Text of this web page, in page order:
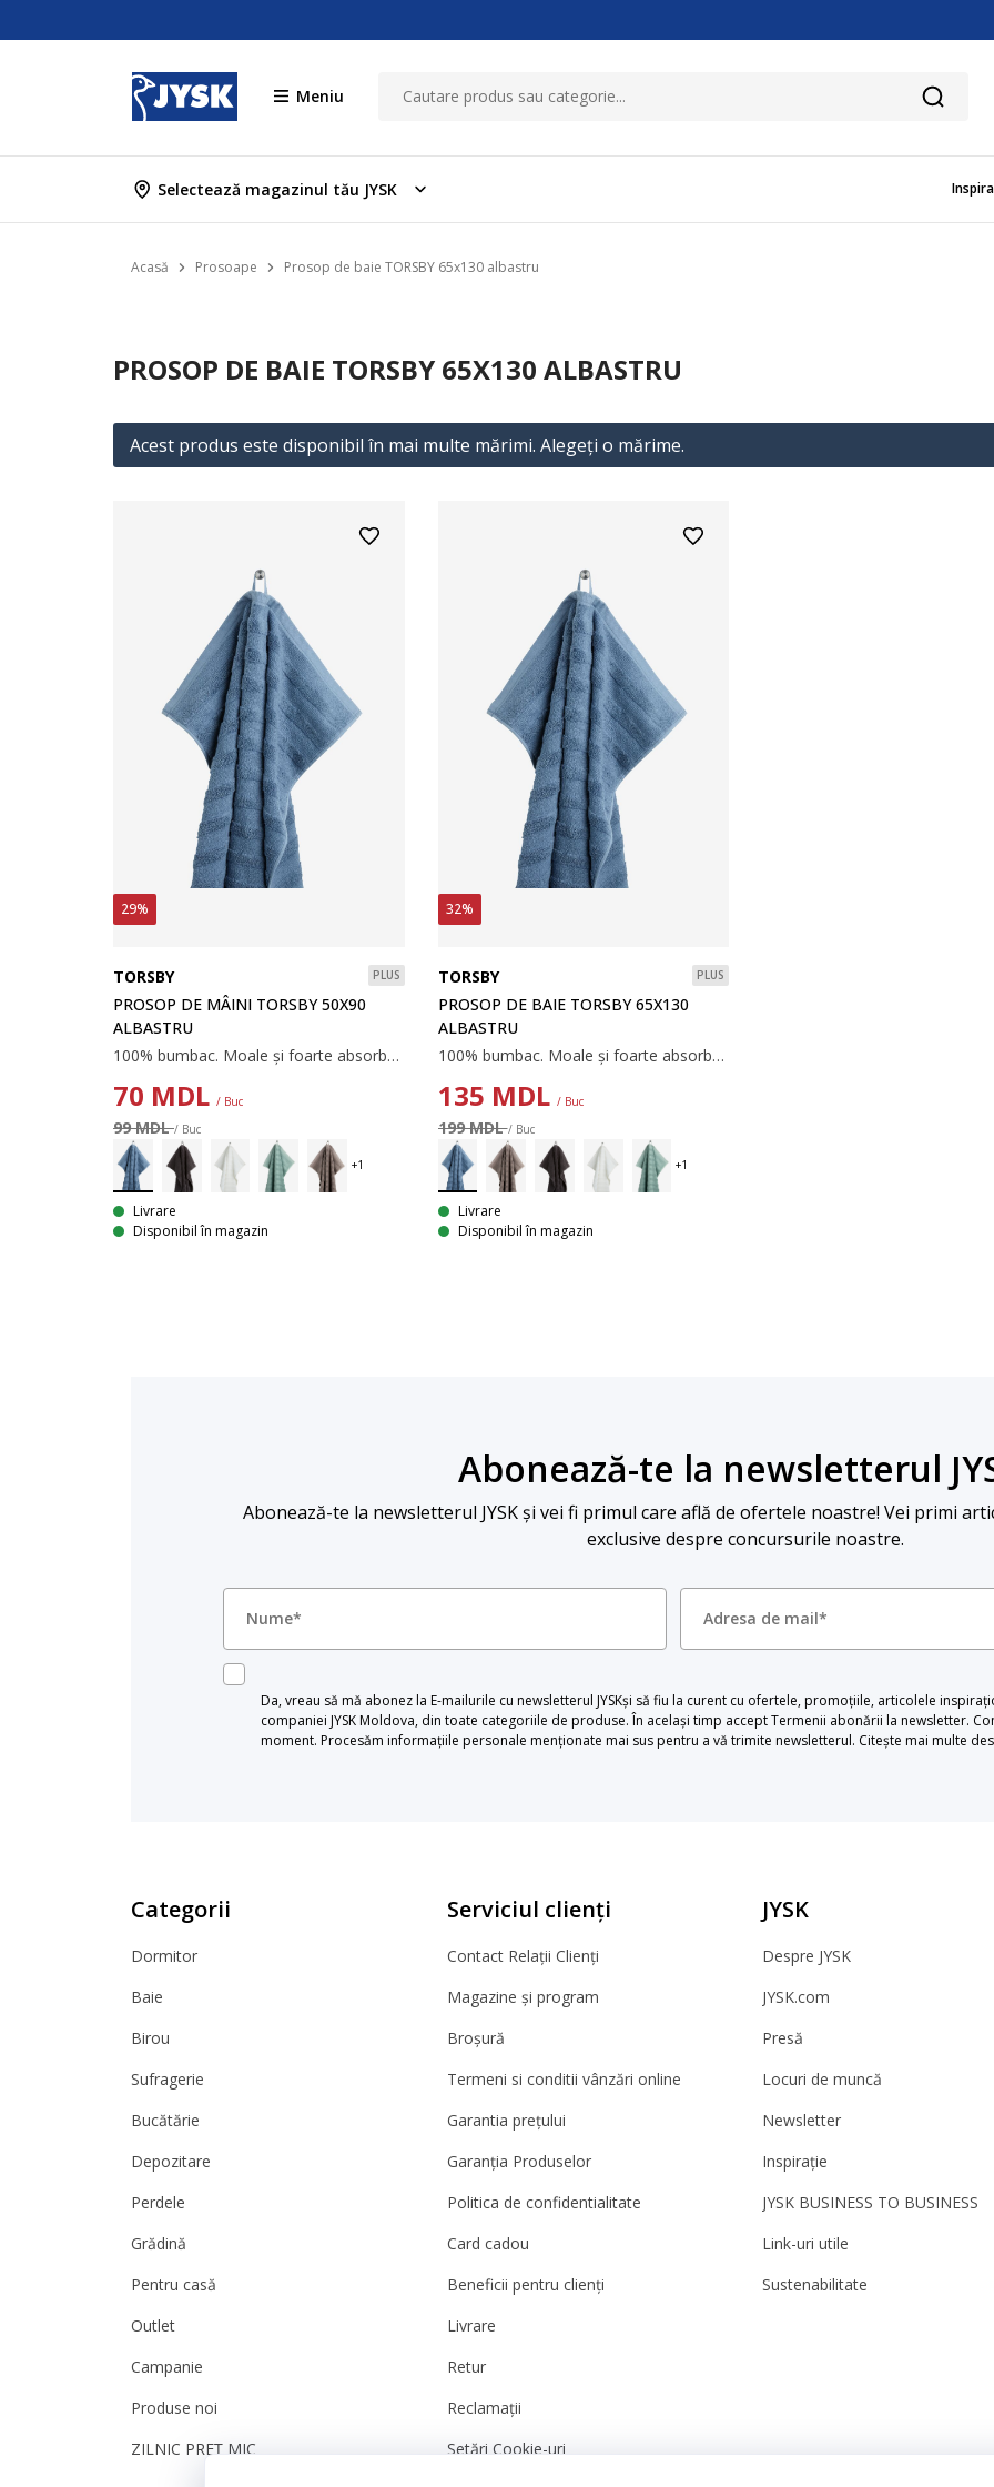
Meniu
Selectează magazinul tău JYSK
Acasă Prosoape Prosop de baie TORSBY 65x130 albastru
PROSOP DE BAIE TORSBY 65X130 ALBASTRU
Acest produs este disponibil în mai multe mărimi. Alegeţi o mărime.
29%
TORSBY PLUS
PROSOP DE MÂINI TORSBY 50X90
ALBASTRU
100% bumbac. Moale și foarte absorbant. 515 g/m². 50x90 cm
70 MDL / Buc
99 MDL/ Buc
Livrare
Disponibil în magazin
32%
TORSBY PLUS
PROSOP DE BAIE TORSBY 65X130
ALBASTRU
100% bumbac. Moale și foarte absorbant. 515 g/m². 65x130 cm
135 MDL / Buc
199 MDL/ Buc
Livrare
Disponibil în magazin
Abonează-te la newsletterul
Abonează-te la newsletterul JYSK și vei fi primul care află de ofertele noastre! Vei primi
exclusive despre concursurile noastre.
Da, vreau să mă abonez la E-mailurile cu newsletterul JYSKși să fiu la curent cu ofertele, promoțiile, articolele
companiei JYSK Moldova, din toate categoriile de produse. În același timp accept Termenii abonării la newsletter.
moment. Procesăm informațiile personale menționate mai sus pentru a vă trimite newsletterul. Citește mai multe
Categorii
Dormitor
Baie
Birou
Sufragerie
Bucătărie
Depozitare
Perdele
Grădină
Pentru casă
Outlet
Campanie
Produse noi
ZILNIC PREȚ MIC
Serviciul clienți
Contact Relații Clienți
Magazine și program
Broșură
Termeni si conditii vânzări online
Garantia prețului
Garanția Produselor
Politica de confidentialitate
Card cadou
Beneficii pentru clienți
Livrare
Retur
Reclamații
Setări Cookie-uri
JYSK
Despre JYSK
JYSK.com
Presă
Locuri de muncă
Newsletter
Inspirație
JYSK BUSINESS TO BUSINESS
Link-uri utile
Sustenabilitate